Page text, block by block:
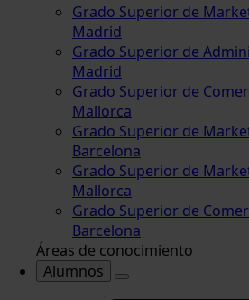
Grado Superior de
Madrid
Grado Superior de
Madrid
Grado Superior de
Mallorca
Grado Superior de
Barcelona
Grado Superior de
Mallorca
Grado Superior de
Barcelona
Áreas de conocimiento
Alumnos